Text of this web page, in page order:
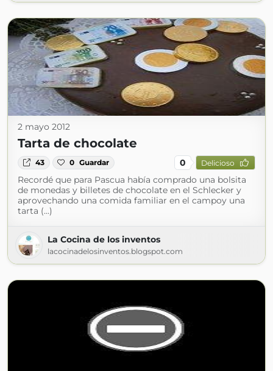
2 mayo 2012
Tarta de chocolate
43 0 Guardar 0 Delicioso
Recordé que para Pascua había comprado una bolsita
de monedas y billetes de chocolate en el Schlecker y
aprovechando una comida familiar en el campoy una
tarta (...)
La Cocina de los inventos
lacocinadelosinventos.blogspot.com